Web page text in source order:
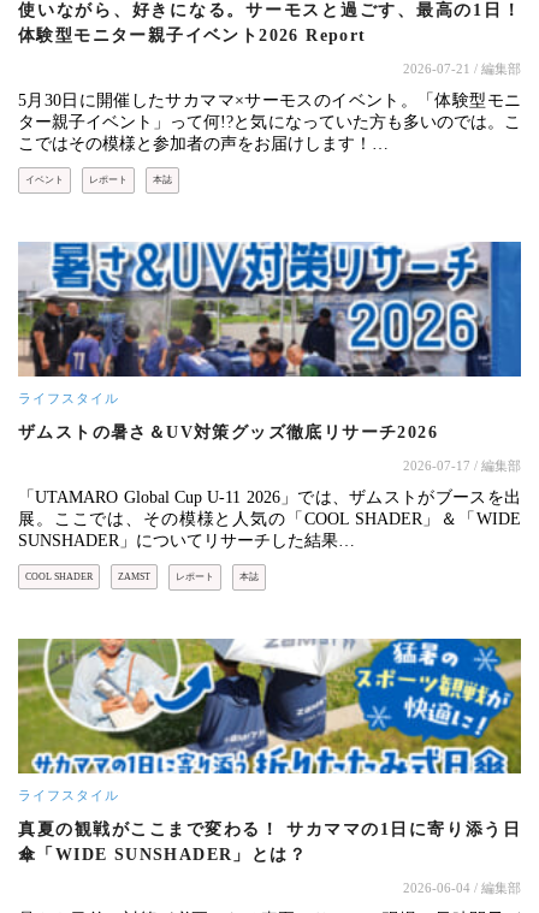
使いながら、好きになる。サーモスと過ごす、最高の1日！
体験型モニター親子イベント2026 Report
2026-07-21 / 編集部
5月30日に開催したサカママ×サーモスのイベント。「体験型モニ
ター親子イベント」って何!?と気になっていた方も多いのでは。こ
こではその模様と参加者の声をお届けします！…
イベント レポート 本誌
ライフスタイル
ザムストの暑さ＆UV対策グッズ徹底リサーチ2026
2026-07-17 / 編集部
「UTAMARO Global Cup U-11 2026」では、ザムストがブースを出
展。ここでは、その模様と人気の「COOL SHADER」＆「WIDE
SUNSHADER」についてリサーチした結果…
COOL SHADER ZAMST レポート 本誌
ライフスタイル
真夏の観戦がここまで変わる！ サカママの1日に寄り添う日
傘「WIDE SUNSHADER」とは？
2026-06-04 / 編集部